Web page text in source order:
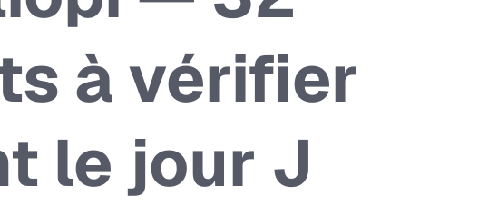
à vérifier
le jour J